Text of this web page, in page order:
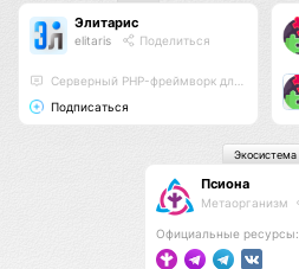
Элитарис
elitaris Поделиться
Серверный PHP-фреймворк для высоконагруженных проектов
Подписаться
Псиона
Метаорганизм
Официальные ресурсы:
Экосистема